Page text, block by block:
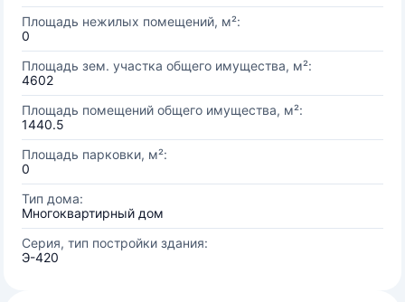
Площадь нежилых помещений, м²:
0
Площадь зем. участка общего имущества, м²:
4602
Площадь помещений общего имущества, м²:
1440.5
Площадь парковки, м²:
0
Тип дома:
Многоквартирный дом
Серия, тип постройки здания:
Э-420